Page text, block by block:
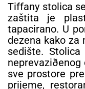
Tiffany stolica
zaštita je
tapacirano. U
dezena kako
sedište. Stolica
neprevaziðenog
sve prostore
prijeme,